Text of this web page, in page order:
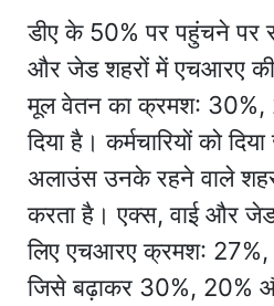
डीए के 50% पर पहुंचने पर
और जेड शहरों में एचआरए की
मूल वेतन का क्रमश:
दिया है। कर्मचारियों को
अलाउंस उनके रहने वाले शहर
करता है। एक्स, वाई और
लिए एचआरए क्रमश:
जिसे बढ़ाकर 30%, 20%